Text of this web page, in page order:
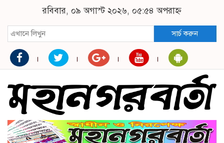
রবিবার, ০৯ অগাস্ট ২০২৬, ০৫:৫৪ অপরাহ্ন
সার্চ করুন